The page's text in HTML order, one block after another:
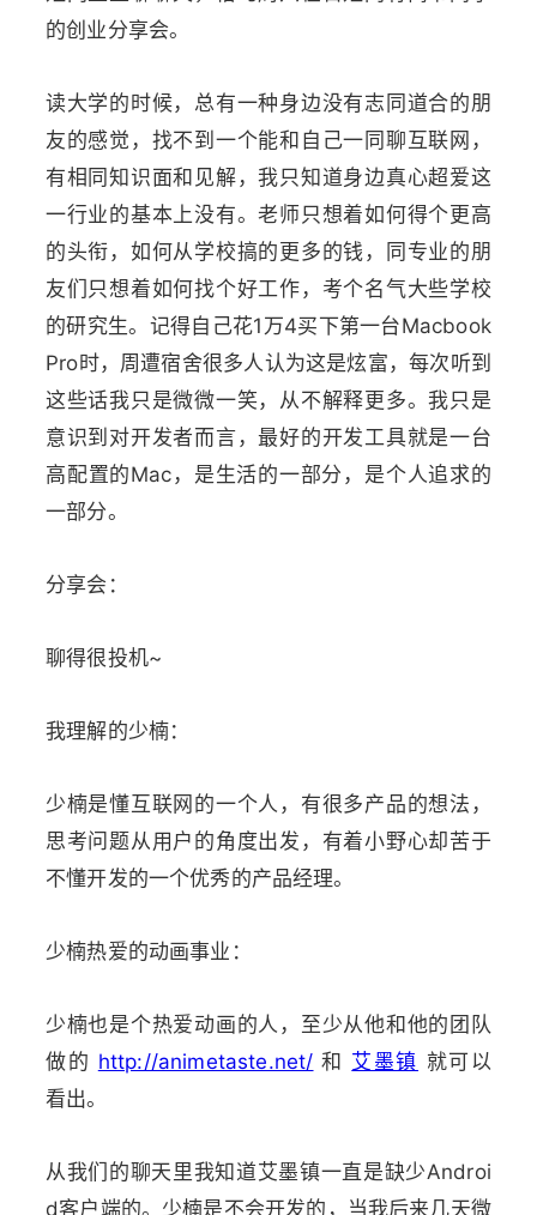
的创业分享会。
读大学的时候，总有一种身边没有志同道合的朋
友的感觉，找不到一个能和自己一同聊互联网，
有相同知识面和见解，我只知道身边真心超爱这
一行业的基本上没有。老师只想着如何得个更高
的头衔，如何从学校搞的更多的钱，同专业的朋
友们只想着如何找个好工作，考个名气大些学校
的研究生。记得自己花1万4买下第一台Macbook
Pro时，周遭宿舍很多人认为这是炫富，每次听到
这些话我只是微微一笑，从不解释更多。我只是
意识到对开发者而言，最好的开发工具就是一台
高配置的Mac，是生活的一部分，是个人追求的
一部分。
分享会：
聊得很投机~
我理解的少楠：
少楠是懂互联网的一个人，有很多产品的想法，
思考问题从用户的角度出发，有着小野心却苦于
不懂开发的一个优秀的产品经理。
少楠热爱的动画事业：
少楠也是个热爱动画的人，至少从他和他的团队
做的 http://animetaste.net/ 和 艾墨镇 就可以
看出。
从我们的聊天里我知道艾墨镇一直是缺少Androi
d客户端的。少楠是不会开发的，当我后来几天微